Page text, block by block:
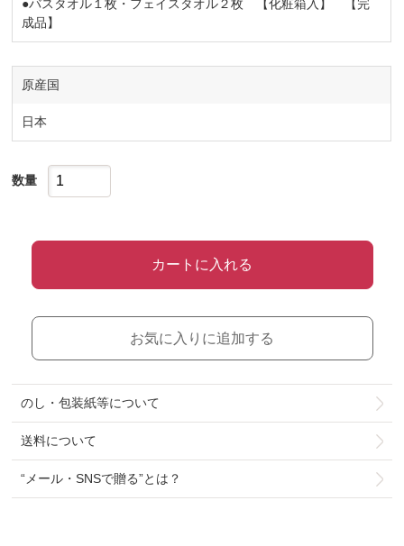
●バスタオル１枚・フェイスタオル２枚 【化粧箱入】 【完
成品】
原産国
日本
数量
カートに入れる
お気に入りに追加する
のし・包装紙等について
送料について
“メール・SNSで贈る”とは？